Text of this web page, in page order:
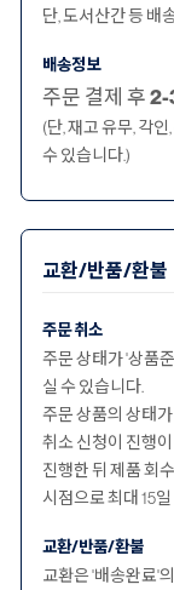
단, 도서산간 등 배
배송정보
주문 결제 후2-
(단, 재고 유무, 각
수 있습니다.)
교환/반품/환불
주문 취소
주문 상태가 '상품
실 수 있습니다.
주문 상품의 상태가
취소 신청이 진행
진행한 뒤 제품 회
시점으로 최대 15
교환/반품/환불
교환은 '배송완료'